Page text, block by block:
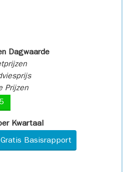
Dagwaarde
Prijzen
Kwartaal
Basisrapport